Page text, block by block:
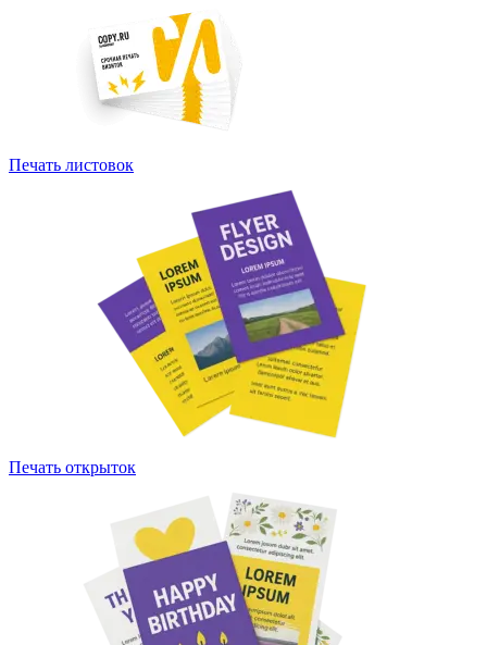
Печать листовок
Печать открыток